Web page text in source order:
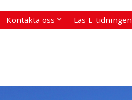
Kontakta oss Läs E-tidningen